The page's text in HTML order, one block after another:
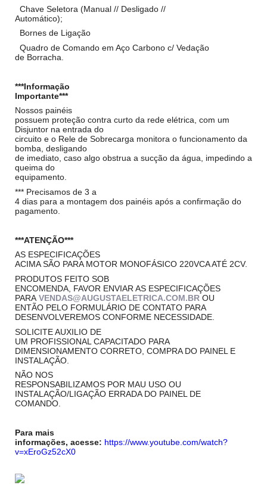
Chave Seletora (Manual // Desligado //
Automático);
Bornes de Ligação
Quadro de Comando em Aço Carbono c/ Vedação
de Borracha.
***Informação
Importante***
Nossos painéis
possuem proteção contra curto da rede elétrica, com um
Disjuntor na entrada do
circuito e o Rele de Sobrecarga monitora o funcionamento da
bomba, desligando
de imediato, caso algo obstrua a sucção da água, impedindo a
queima do
equipamento.
*** Precisamos de 3 a
4 dias para a montagem dos painéis após a confirmação do
pagamento.
***ATENÇÃO***
AS ESPECIFICAÇÕES
ACIMA SÃO PARA MOTOR MONOFÁSICO 220VCA ATÉ 2CV.
PRODUTOS FEITO SOB
ENCOMENDA, FAVOR ENVIAR AS ESPECIFICAÇÕES
PARA VENDAS@AUGUSTAELETRICA.COM.BR OU
ENTÃO PELO FORMULÁRIO DE CONTATO PARA
DESENVOLVEREMOS CONFORME NECESSIDADE.
SOLICITE AUXILIO DE
UM PROFISSIONAL CAPACITADO PARA
DIMENSIONAMENTO CORRETO, COMPRA DO PAINEL E
INSTALAÇÃO.
NÃO NOS
RESPONSABILIZAMOS POR MAU USO OU
INSTALAÇÃO/LIGAÇÃO ERRADA DO PAINEL DE
COMANDO.
Para mais
informações, acesse: https://www.youtube.com/watch?
v=xEroGz52cX0